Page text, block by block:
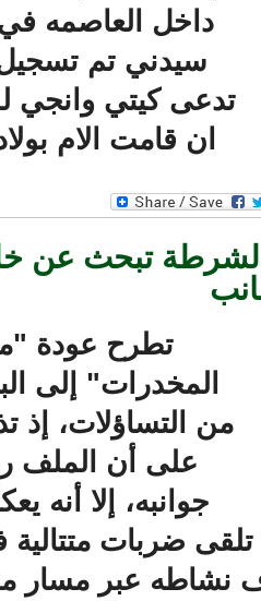
داخل العاصمه في
سيدني تم تسجيل
تدعى كيتي وانجي
ان قامت الام
تبحث عن
تطرح عودة
المخدرات" إلى
من التساؤلات، إذ
على أن الملف
جوانبه، إلا أنه
ضربات متتالية
عبر مسار